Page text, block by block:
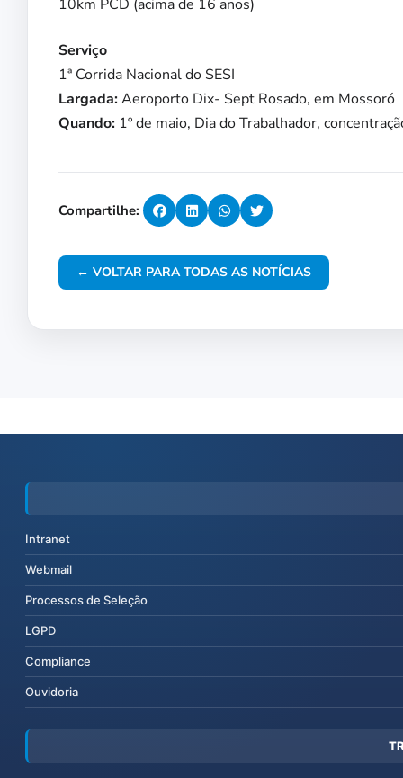
10km PCD (acima de 16 anos)
Serviço
1ª Corrida Nacional do SESI
Largada:Aeroporto Dix- Sept Rosado, em Mossoró
Quando: 1º de maio, Dia do Trabalhador,
Compartilhe:
← VOLTAR PARA TODAS AS NOTÍCIAS
Intranet
Webmail
Processos de Seleção
LGPD
Compliance
Ouvidoria